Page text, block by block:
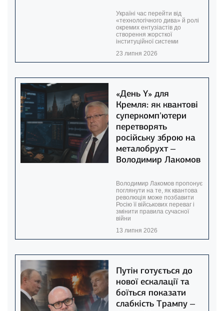
Україні час перейти від
«технологічного дива» й ролі
окремих ентузіастів до
створення жорсткої
інституційної системи
23 липня 2026
«День Y» для
Кремля: як квантові
суперкомп’ютери
перетворять
російську зброю на
металобрухт –
Володимир Лакомов
Володимир Лакомов пропонує
поглянути на те, як квантова
революція може позбавити
Росію її військових переваг і
змінити правила сучасної
війни
13 липня 2026
Путін готується до
нової ескалації та
боїться показати
слабкість Трампу –